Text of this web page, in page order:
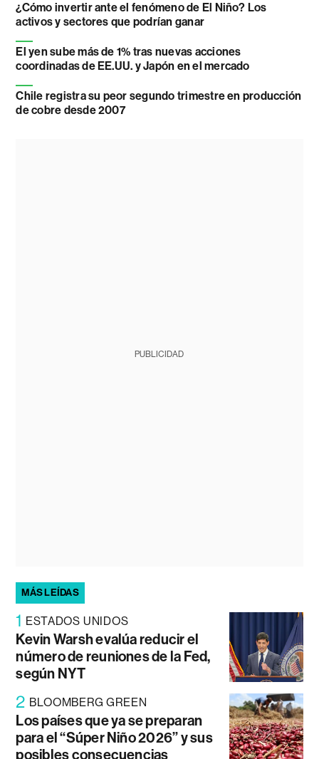
¿Cómo invertir ante el fenómeno de El Niño? Los
activos y sectores que podrían ganar
El yen sube más de 1% tras nuevas acciones
coordinadas de EE.UU. y Japón en el mercado
Chile registra su peor segundo trimestre en producción
de cobre desde 2007
PUBLICIDAD
MÁS LEÍDAS
1 ESTADOS UNIDOS
Kevin Warsh evalúa reducir el
número de reuniones de la Fed,
según NYT
2 BLOOMBERG GREEN
Los países que ya se preparan
para el “Súper Niño 2026” y sus
posibles consecuencias